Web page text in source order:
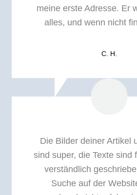
meine erste Adresse. Er
alles, und wenn nicht
C. H.
Die Bilder deiner Artikel
sind super, die Texte sind
verständlich
Suche auf der